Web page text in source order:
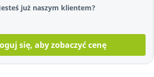
już naszym klientem?
się, aby zobaczyć cenę